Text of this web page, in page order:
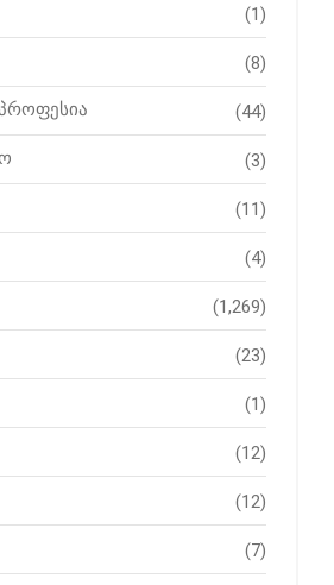
(1)
(8)
(44)
(3)
(11)
(4)
(1,269)
(23)
(1)
(12)
(12)
(7)